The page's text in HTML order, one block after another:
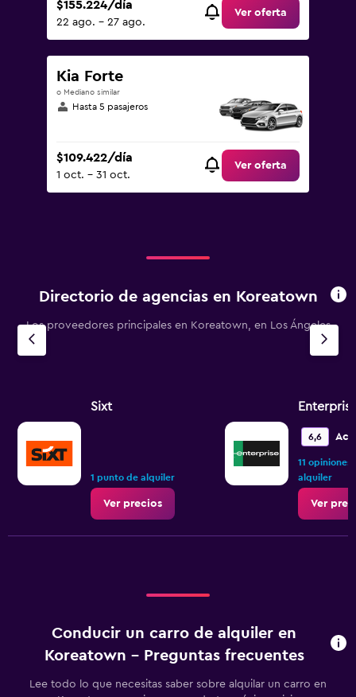
$155.224/día
22 ago. - 27 ago.
Ver oferta
Kia Forte
o Mediano similar
Hasta 5 pasajeros
$109.422/día
1 oct. - 31 oct.
Ver oferta
Directorio de agencias en Koreatown
Los proveedores principales en Koreatown, en Los Ángeles
Sixt
1 punto de alquiler
Ver precios
6,6
11 opiniones
alquiler
Ver
Conducir un carro de alquiler en
Koreatown - Preguntas frecuentes
Lee todo lo que necesitas saber sobre alquilar un carro en